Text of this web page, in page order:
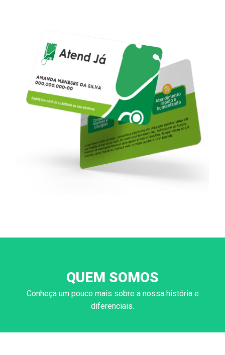
QUEM SOMOS
Conheça um pouco mais sobre a nossa história e
diferenciais.